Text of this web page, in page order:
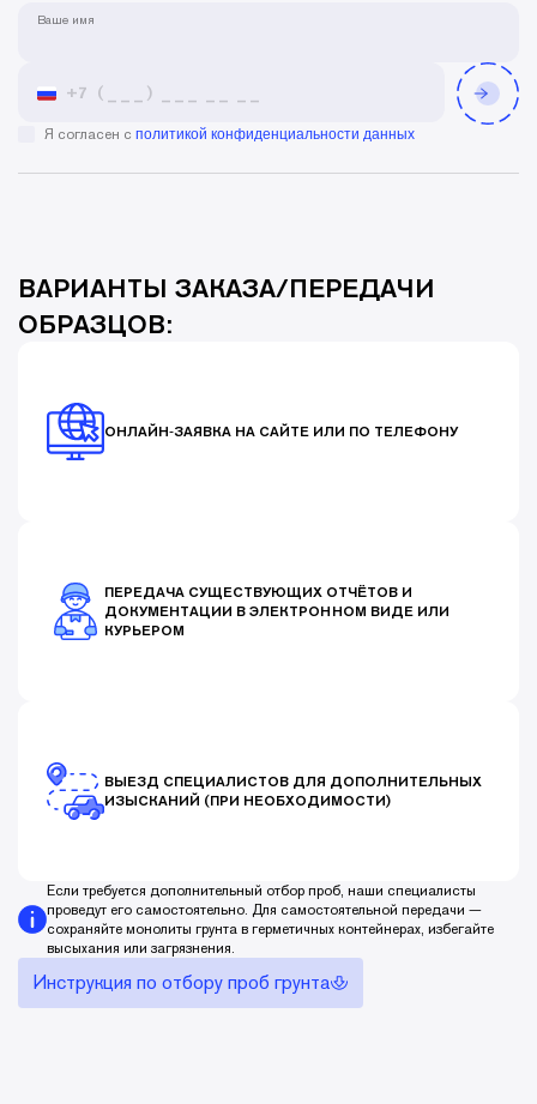
Ваше имя
Я согласен с политикой конфиденциальности данных
ВАРИАНТЫ ЗАКАЗА/ПЕРЕДАЧИ
ОБРАЗЦОВ:
ОНЛАЙН‑ЗАЯВКА НА САЙТЕ ИЛИ ПО ТЕЛЕФОНУ
ПЕРЕДАЧА СУЩЕСТВУЮЩИХ ОТЧЁТОВ И
ДОКУМЕНТАЦИИ В ЭЛЕКТРОННОМ ВИДЕ ИЛИ
КУРЬЕРОМ
ВЫЕЗД СПЕЦИАЛИСТОВ ДЛЯ ДОПОЛНИТЕЛЬНЫХ
ИЗЫСКАНИЙ (ПРИ НЕОБХОДИМОСТИ)
Если требуется дополнительный отбор проб, наши специалисты
проведут его самостоятельно. Для самостоятельной передачи —
сохраняйте монолиты грунта в герметичных контейнерах, избегайте
высыхания или загрязнения.
Инструкция по отбору проб грунта